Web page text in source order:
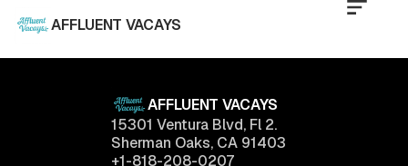
AFFLUENT VACAYS
AFFLUENT VACAYS
15301 Ventura Blvd, Fl 2.
Sherman Oaks, CA 91403
+1-818-208-0207